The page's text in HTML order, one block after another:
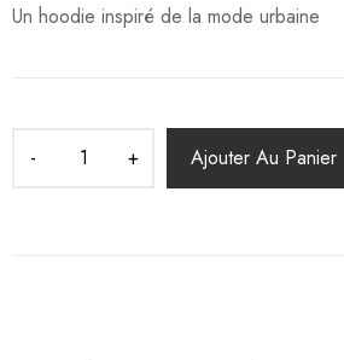
initial
actuel
Un hoodie inspiré de la mode urbaine
Ajouter Au Panier